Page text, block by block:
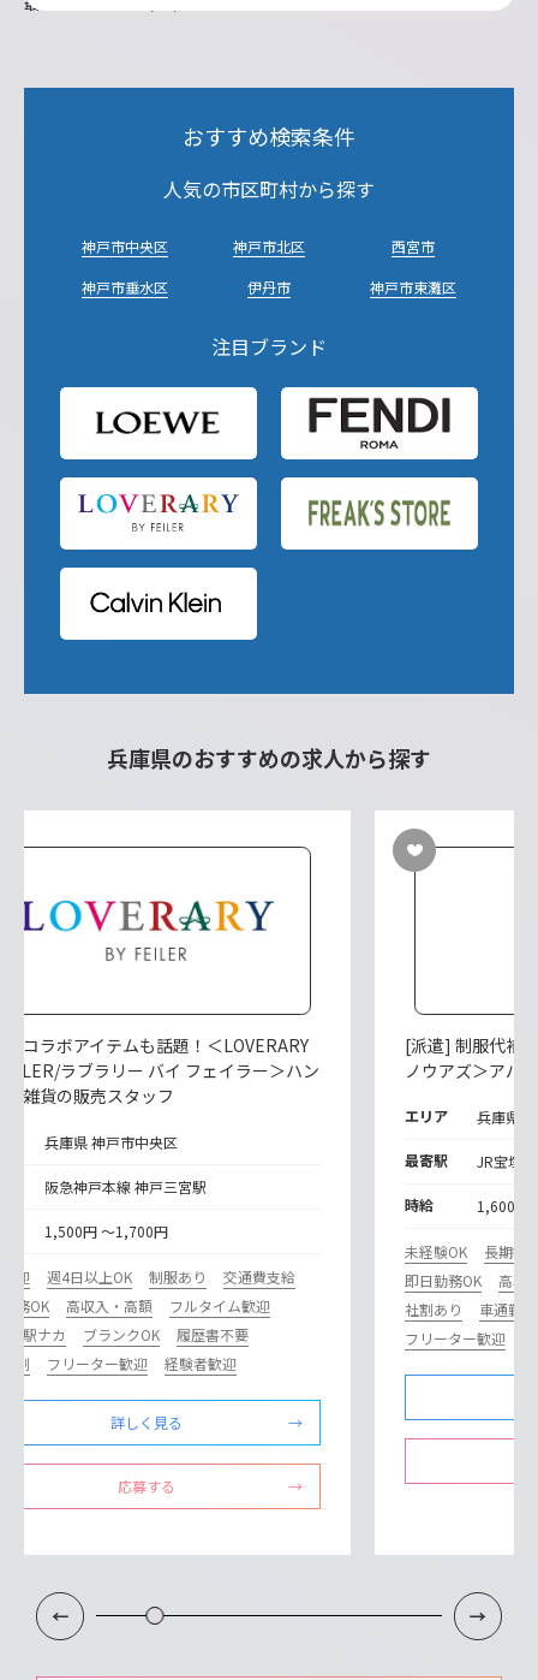
おすすめ検索条件
人気の市区町村から探す
神戸市中央区 神戸市北区
西宮市
神戸市垂水区
伊丹市 神戸市東灘区
注目ブランド
兵庫県のおすすめの求人から探す
] コラボアイテムも話題！＜LOVERARY
ラブラリー バイ フェイラー＞ハン
・雑貨の販売スタッフ
兵庫県 神戸市中央区
阪急神戸本線 神戸三宮駅
1,500円 ～1,700円
迎 週4日以上OK 制服あり
交通費支給
務OK
高収入・高額
フルタイム歓迎
･駅ナカ
ブランクOK
履歴書不要
制
フリーター歓迎 経験者歓迎
詳しく見る
応募する
[派遣] 制服代補
ノウアズ＞アパ
エリア 兵庫県
最寄駅 JR宝塚
時給 1,600円
未経験OK
長期歓
即日勤務OK
高収
社割あり
車通勤
フリーター歓迎